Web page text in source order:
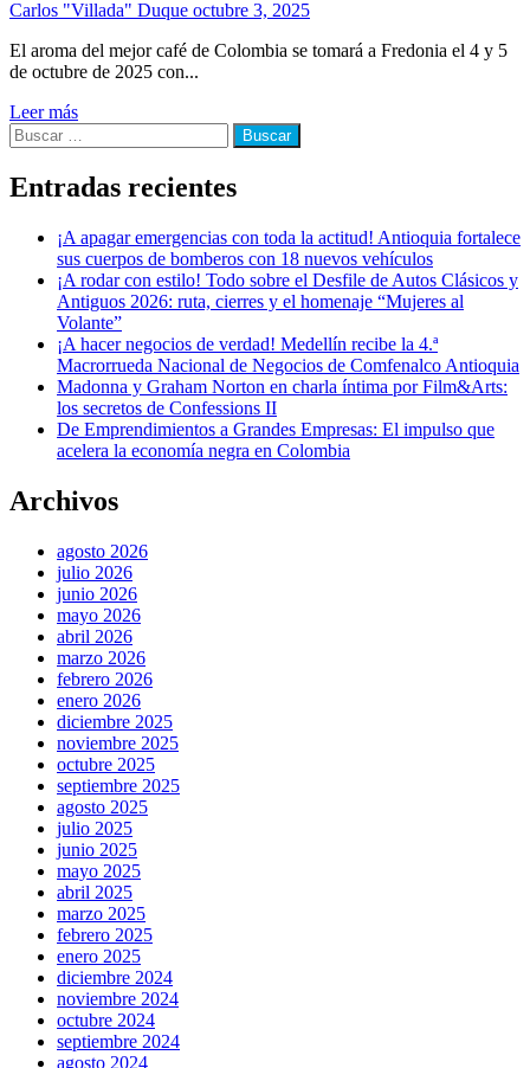
Carlos "Villada" Duque octubre 3, 2025
El aroma del mejor café de Colombia se tomará a Fredonia el 4 y 5
de octubre de 2025 con...
Leer más
Buscar:
Entradas recientes
¡A apagar emergencias con toda la actitud! Antioquia fortalece
sus cuerpos de bomberos con 18 nuevos vehículos
¡A rodar con estilo! Todo sobre el Desfile de Autos Clásicos y
Antiguos 2026: ruta, cierres y el homenaje “Mujeres al
Volante”
¡A hacer negocios de verdad! Medellín recibe la 4.ª
Macrorrueda Nacional de Negocios de Comfenalco Antioquia
Madonna y Graham Norton en charla íntima por Film&Arts:
los secretos de Confessions II
De Emprendimientos a Grandes Empresas: El impulso que
acelera la economía negra en Colombia
Archivos
agosto 2026
julio 2026
junio 2026
mayo 2026
abril 2026
marzo 2026
febrero 2026
enero 2026
diciembre 2025
noviembre 2025
octubre 2025
septiembre 2025
agosto 2025
julio 2025
junio 2025
mayo 2025
abril 2025
marzo 2025
febrero 2025
enero 2025
diciembre 2024
noviembre 2024
octubre 2024
septiembre 2024
agosto 2024